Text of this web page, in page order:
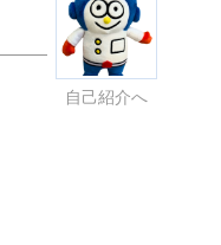
自己紹介へ